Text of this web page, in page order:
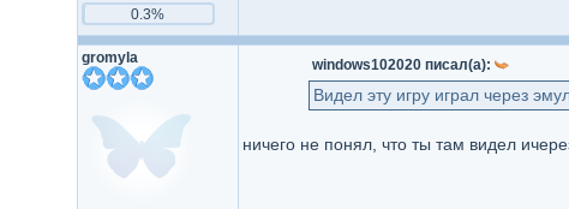
0.3%
gromyla windows102020 писал(а):
Видел эту игру играл через
ничего не понял, что ты там видел